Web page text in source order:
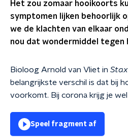
Het zou zomaar hooikoorts
symptomen lijken behoorlijk
we de klachten van elkaar
nou dat wondermiddel tegen
Bioloog Arnold van Vliet in
belangrijkste verschil is dat bij
voorkomt. Bij corona krijg je
Speel fragment af